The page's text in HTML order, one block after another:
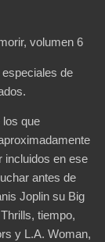
volumen 6
de
los que
incluidos en ese
antes de
Joplin su Big
tiempo,
y L.A. Woman,